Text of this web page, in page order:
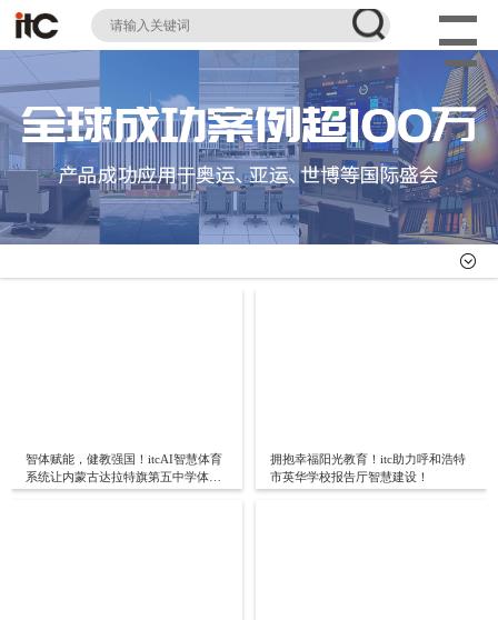
智体赋能，健教强国！itcAI智慧体育
系统让内蒙古达拉特旗第五中学体育
课大变身！
拥抱幸福阳光教育！itc助力呼和浩特
市英华学校报告厅智慧建设！